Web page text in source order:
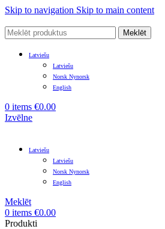
Skip to navigation Skip to main content
Meklēt
Latviešu
Latviešu
Norsk Nynorsk
English
0 items €0.00
Izvēlne
Latviešu
Latviešu
Norsk Nynorsk
English
Meklēt
0 items €0.00
Produkti